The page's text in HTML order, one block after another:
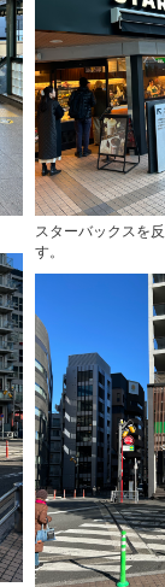
スターバックスを
す。